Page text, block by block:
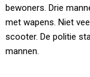
bewoners. Drie
met wapens. Niet
scooter. De politie
mannen.